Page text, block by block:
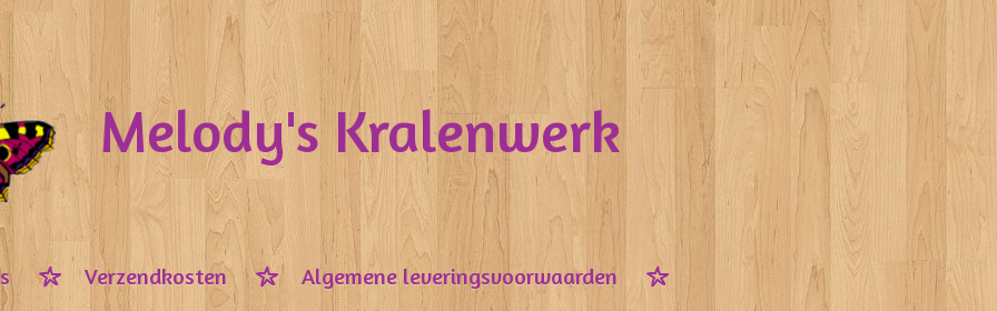
Melody's Kralenwerk
Verzendkosten
Algemene leveringsvoorwaarden